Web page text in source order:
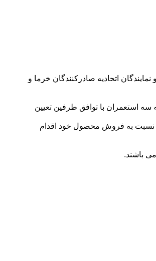
اتحادیه صادرکنندگان خرما و
هزار و ۵۰۰ ریال تعیین شد و قیمت خرید خرمای درجه سه استعمران با توافق طرفین تعیین
نسبت به فروش محصول خود اقدام